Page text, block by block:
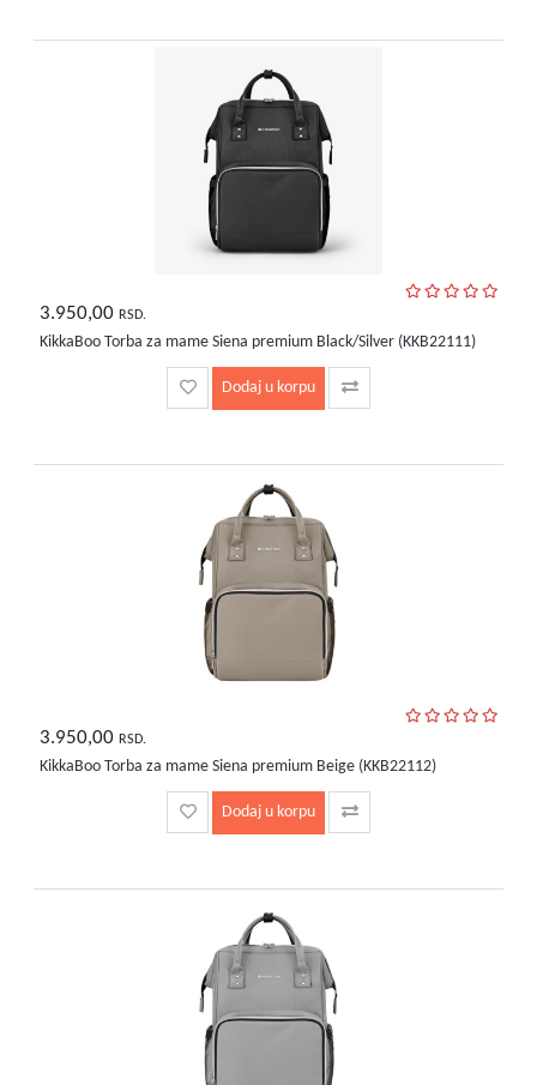
3.950,00 RSD.
KikkaBoo Torba za mame Siena premium Black/Silver (KKB22111)
Dodaj u korpu
3.950,00 RSD.
KikkaBoo Torba za mame Siena premium Beige (KKB22112)
Dodaj u korpu